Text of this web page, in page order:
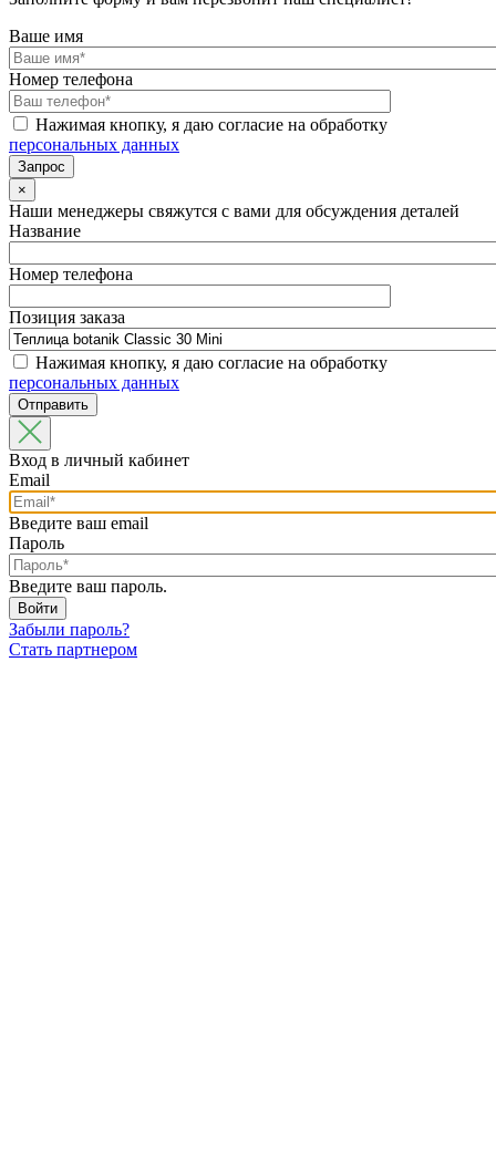
Ваше имя
Номер телефона
Нажимая кнопку, я даю согласие на обработку
персональных данных
×
Наши менеджеры свяжутся с вами для обсуждения деталей
Название
Номер телефона
Позиция заказа
Нажимая кнопку, я даю согласие на обработку
персональных данных
Вход в личный кабинет
Email
Введите ваш email
Пароль
Введите ваш пароль.
Забыли пароль?
Стать партнером